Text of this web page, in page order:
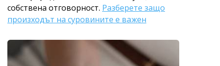
собствена отговорност. Разберете защо
произходът на суровините е важен